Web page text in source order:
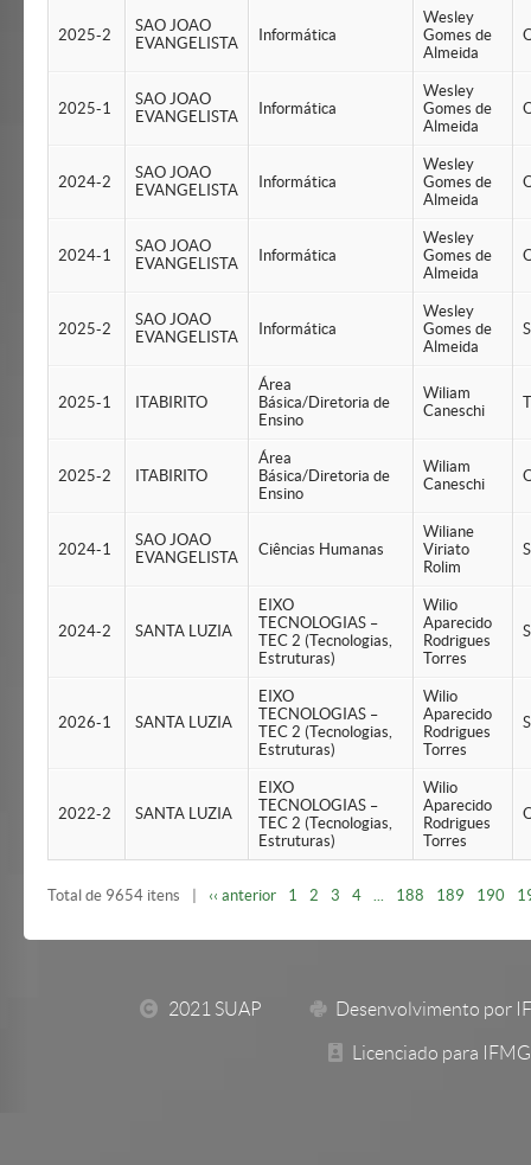
2025-2
SAO JOAO
EVANGELISTA
Informática
Wesley
Gomes de
Almeida
2025-1
SAO JOAO
EVANGELISTA
Informática
Wesley
Gomes de
Almeida
2024-2
SAO JOAO
EVANGELISTA
Informática
Wesley
Gomes de
Almeida
2024-1
SAO JOAO
EVANGELISTA
Informática
Wesley
Gomes de
Almeida
2025-2
SAO JOAO
EVANGELISTA
Informática
Wesley
Gomes de
Almeida
2025-1 ITABIRITO
Área
Básica/Diretoria de
Ensino
Wiliam
Caneschi
2025-2 ITABIRITO
Área
Básica/Diretoria de
Ensino
Wiliam
Caneschi
2024-1
SAO JOAO
EVANGELISTA
Ciências Humanas
Wiliane
Viriato
Rolim
2024-2 SANTA LUZIA
EIXO
TECNOLOGIAS –
TEC 2 (Tecnologias,
Estruturas)
Wilio
Aparecido
Rodrigues
Torres
2026-1 SANTA LUZIA
EIXO
TECNOLOGIAS –
TEC 2 (Tecnologias,
Estruturas)
Wilio
Aparecido
Rodrigues
Torres
2022-2 SANTA LUZIA
EIXO
TECNOLOGIAS –
TEC 2 (Tecnologias,
Estruturas)
Wilio
Aparecido
Rodrigues
Torres
Total de 9654 itens ‹‹ anterior 1 2 3 4 ... 188 189 190
2021 SUAP Desenvolvimento por
Licenciado para IFMG